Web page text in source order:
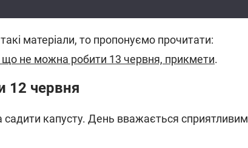
матеріали, то пропонуємо прочитати:
що не можна робити 13 червня, прикмети.
червня
капусту. День вважається сприятливим